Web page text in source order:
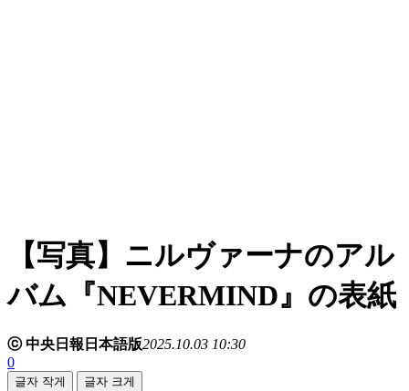
【写真】ニルヴァーナのアル
バム『NEVERMIND』の表紙
ⓒ 中央日報日本語版2025.10.03 10:30
0
글자 작게 글자 크게